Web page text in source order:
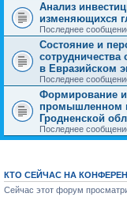
Анализ
изменяющихся
Последнее
Состояние и
сотрудничества
в Евразийском
Последнее
Формирование
промышленном
Гродненской
Последнее
КТО СЕЙЧАС НА
Сейчас этот форум